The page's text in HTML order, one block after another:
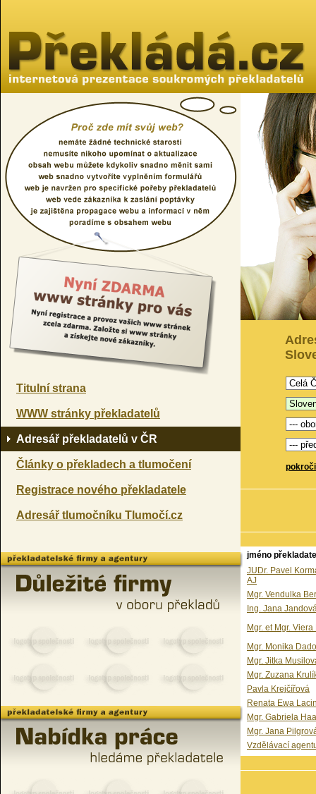
jméno
JUDr. Pavel
AJ
Mgr. Vendulka
Ing. Jana
Mgr. et Mgr.
Mgr. Monika
Mgr. Jitka
Mgr. Zuzana
Pavla Krejčířová
Renata Ewa
Mgr. Gabriela
Mgr. Jana
Vzdělávací
Titulní strana
WWW stránky překladatelů
Adresář překladatelů v ČR
Články o překladech a tlumočení
Registrace nového překladatele
Adresář tlumočníku Tlumočí.cz